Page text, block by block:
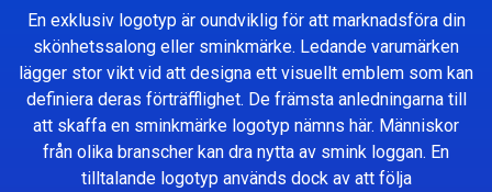
En exklusiv logotyp är oundviklig för att marknadsföra din
skönhetssalong eller sminkmärke. Ledande varumärken
lägger stor vikt vid att designa ett visuellt emblem som kan
definiera deras förträfflighet. De främsta anledningarna till
att skaffa en sminkmärke logotyp nämns här. Människor
från olika branscher kan dra nytta av smink loggan. En
tilltalande logotyp används dock av att följa